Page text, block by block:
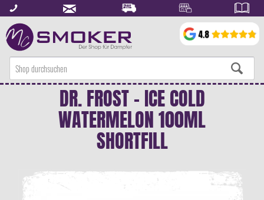
DR. FROST - ICE COLD
WATERMELON 100ML
SHORTFILL